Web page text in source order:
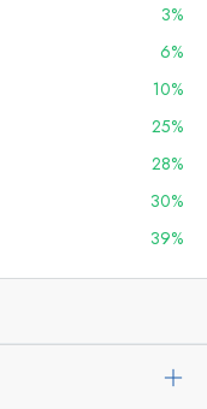
3%
6%
10%
25%
28%
30%
39%